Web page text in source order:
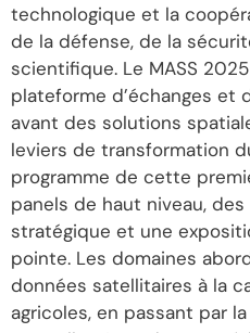
technologique et la
de la défense, de la
scientifique. Le MASS
plateforme d’échanges et
avant des solutions
leviers de transformation
programme de cette
panels de haut niveau,
stratégique et une
pointe. Les domaines
données satellitaires à la
agricoles, en passant par